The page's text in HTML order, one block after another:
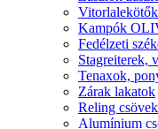
Vitorlalekötők
Kampók
Fedélzeti
Stagreiterek,
Tenaxok,
Zárak lakatok
Reling
Alumínium